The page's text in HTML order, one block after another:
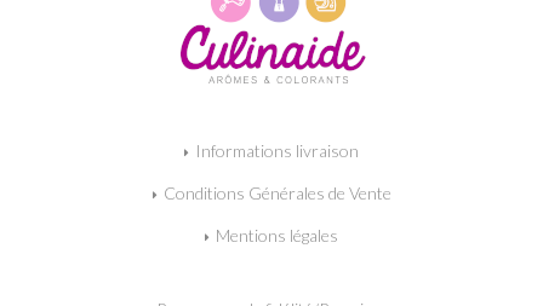
Informations livraison
Conditions Générales de Vente
Mentions légales